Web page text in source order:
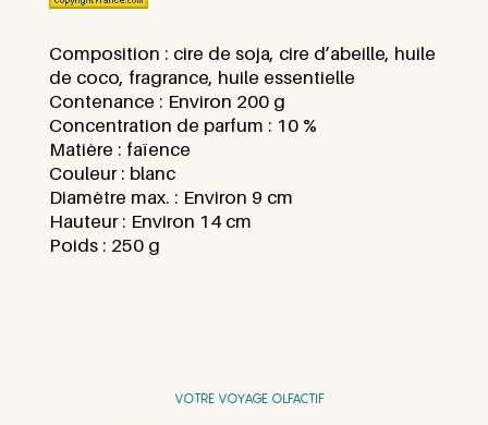
Composition : cire de soja, cire d’abeille, huile
de coco, fragrance, huile essentielle
Contenance : Environ 200 g
Concentration de parfum : 10 %
Matière : faïence
Couleur : blanc
Diamètre max. : Environ 9 cm
Hauteur : Environ 14 cm
Poids : 250 g
VOTRE VOYAGE OLFACTIF